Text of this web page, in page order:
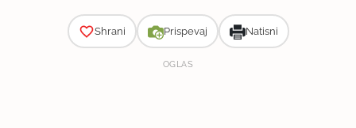
Shrani Prispevaj Natisni
OGLAS